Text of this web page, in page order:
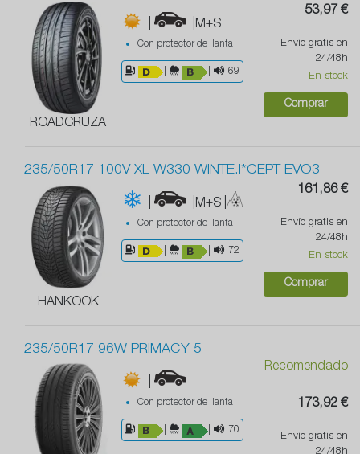
ROADCRUZA
| |M+S
Con protector de llanta
69
53,97 €
Envío gratis en
24/48h
En stock
Comprar
235/50R17 100V XL W330 WINTE.I*CEPT EVO3
HANKOOK
| |M+S |
Con protector de llanta
72
161,86 €
Envío gratis en
24/48h
En stock
Comprar
235/50R17 96W PRIMACY 5
|
Con protector de llanta
70
Recomendado
173,92 €
Envío gratis en